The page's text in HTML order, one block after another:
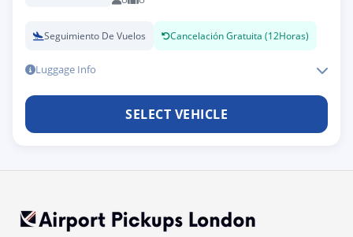
Seguimiento De Vuelos Cancelación Gratuita (12Horas)
Luggage Info
SELECT VEHICLE